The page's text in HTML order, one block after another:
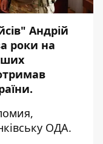
Андрій
роки на
ОДА.